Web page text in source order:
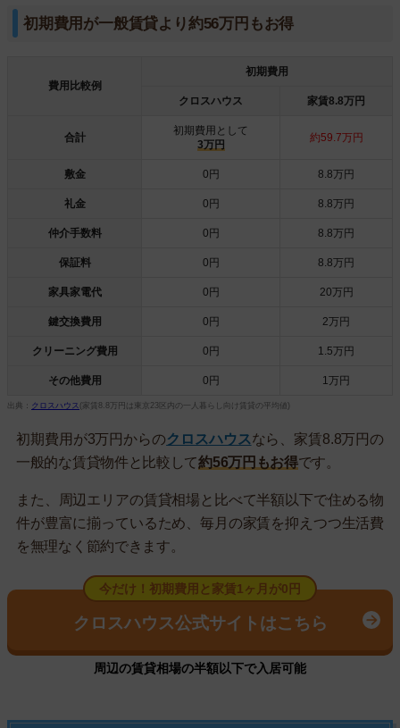
初期費用が一般賃貸より約56万円もお得
費用比較例
初期費用
クロスハウス 家賃8.8万円
合計
初期費用として
3万円
約59.7万円
敷金 0円 8.8万円
礼金 0円 8.8万円
仲介手数料 0円 8.8万円
保証料 0円 8.8万円
家具家電代 0円 20万円
鍵交換費用 0円 2万円
クリーニング費用 0円 1.5万円
その他費用 0円 1万円
出典： クロスハウス (家賃8.8万円は東京23区内の一人暮らし向け賃貸の平均値)
初期費用が3万円からのクロスハウスなら、家賃8.8万円の
一般的な賃貸物件と比較して約56万円もお得です。
また、周辺エリアの賃貸相場と比べて半額以下で住める物
件が豊富に揃っているため、毎月の家賃を抑えつつ生活費
を無理なく節約できます。
今だけ！初期費用と家賃1ヶ月が0円
クロスハウス公式サイトはこちら
周辺の賃貸相場の半額以下で入居可能